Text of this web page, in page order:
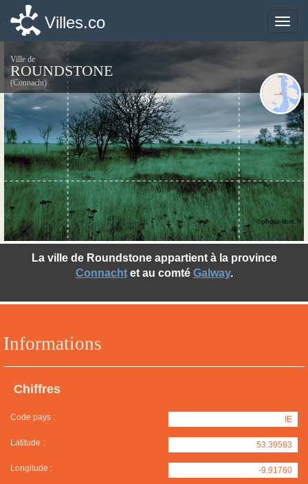
Toggle
Villes.co
Ville de
ROUNDSTONE
(Connacht)
Informations
Chiffres
Code pays : IE
Latitude : 53.39583
Longitude : -9.91760
La ville de Roundstone appartient à la province
Connachtet au comté Galway.
©photo-libre.fr
Toggle
Villes.co